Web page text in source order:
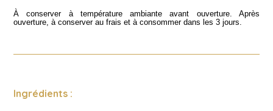
À conserver à température ambiante avant ouverture. Après
ouverture, à conserver au frais et à consommer dans les 3 jours.
Ingrédients :